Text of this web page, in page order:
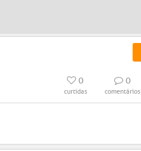
0
curtidas
0
comentários